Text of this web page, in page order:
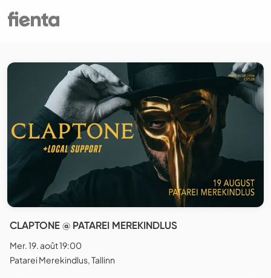
CLAPTONE @ PATAREI MEREKINDLUS
Mer. 19. août 19:00
Patarei Merekindlus, Tallinn